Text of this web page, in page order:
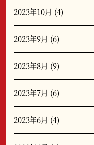
2023年10月 (4)
2023年9月 (6)
2023年8月 (9)
2023年7月 (6)
2023年6月 (4)